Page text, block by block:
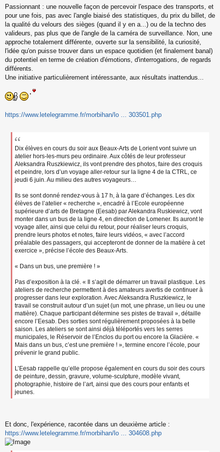
e
s
s
a
g
e
n
o
n
u
Passionnant : une nouvelle façon de percevoir l'espace des transports, et
pour une fois, pas avec l'angle biaisé des statistiques, du prix du billet, de
la qualité du velours des sièges (quand il y en a...) ou de la techno des
valideurs, pas plus que de l'angle de la caméra de surveillance. Non, une
approche totalement différente, ouverte sur la sensibilité, la curiosité,
l'idée qu'on puisse trouver dans un espace quotidien (et finalement banal)
du potentiel en terme de création d'émotions, d'interrogations, de regards
différents.
Une initiative particulièrement intéressante, aux résultats inattendus...
https://www.letelegramme.fr/morbihan/lo ... 303501.php
Dix élèves en cours du soir aux Beaux-Arts de Lorient vont suivre un
atelier hors-les-murs peu ordinaire. Aux côtés de leur professeur
Aleksandra Ruszkiewicz, ils vont prendre des photos, faire des croquis
et peindre, lors d’un voyage aller-retour sur la ligne 4 de la CTRL, ce
jeudi 6 juin. Au milieu des autres voyageurs…
Ils se sont donné rendez-vous à 17 h, à la gare d’échanges. Les dix
élèves de l’atelier « recherche », encadré à l’Ecole européenne
supérieure d’arts de Bretagne (Eesab) par Alekandra Ruskiewicz, vont
monter dans un bus de la ligne 4, en direction de Lomener. Ils auront le
voyage aller, ainsi que celui du retour, pour réaliser leurs croquis,
prendre leurs photos et notes, faire leurs vidéos, « avec l’accord
préalable des passagers, qui accepteront de donner de la matière à cet
exercice », précise l’école des Beaux-Arts.
« Dans un bus, une première ! »
Pas d’exposition à la clé. « Il s’agit de démarrer un travail plastique. Les
ateliers de recherche permettent à des amateurs avertis de continuer à
progresser dans leur exploration. Avec Aleksandra Ruszkiewicz, le
travail se construit autour d’un sujet (un mot, une phrase, un lieu ou une
matière). Chaque participant détermine ses pistes de travail », détaille
encore l’Eesab. Des sorties sont régulièrement proposées à la belle
saison. Les ateliers se sont ainsi déjà téléportés vers les serres
municipales, le Réservoir de l’Enclos du port ou encore la Glacière. «
Mais dans un bus, c’est une première ! », termine encore l’école, pour
prévenir le grand public.
L’Eesab rappelle qu’elle propose également en cours du soir des cours
de peinture, dessin, gravure, volume-sculpture, modèle vivant,
photographie, histoire de l’art, ainsi que des cours pour enfants et
jeunes.
Et donc, l'expérience, racontée dans un deuxième article :
https://www.letelegramme.fr/morbihan/lo ... 304608.php